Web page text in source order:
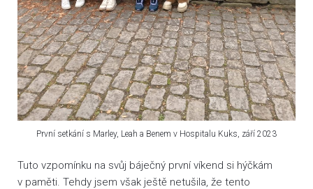
První setkání s Marley, Leah a Benem v Hospitalu Kuks, září 2023
Tuto vzpomínku na svůj báječný první víkend si hýčkám
v paměti. Tehdy jsem však ještě netušila, že tento